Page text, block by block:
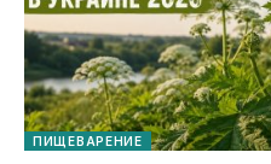
ПИЩЕВАРЕНИЕ